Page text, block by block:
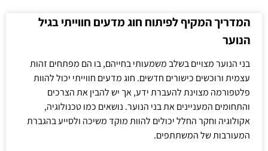
המדריך המקיף לפיתוח חוג מדעים חווייתי בגיל
הנוער
בני הנוער מצויים בשלב משמעותי בחייהם, בו הם מפתחים זהות
עצמית ורוכשים כישורים חדשים. חוג מדעים חווייתי יכול להוות
פלטפורמה מצוינת להעברת ידע, אך יש להבין את הצרכים
והתחומים המעניינים את בני הנוער. נושאים כמו טכנולוגיה,
אקולוגיה וחקר החלל יכולים להוות מוקד משיכה ולסייע בהגברת
המעורבות של המשתתפים.